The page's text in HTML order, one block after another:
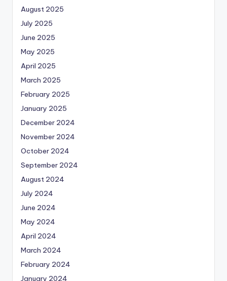
August 2025
July 2025
June 2025
May 2025
April 2025
March 2025
February 2025
January 2025
December 2024
November 2024
October 2024
September 2024
August 2024
July 2024
June 2024
May 2024
April 2024
March 2024
February 2024
January 2024